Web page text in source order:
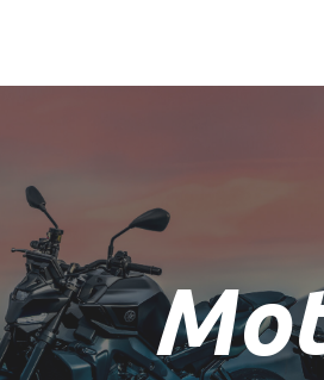
Moto
Scopri le nostre